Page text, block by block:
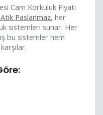
Cam Korkuluk Fiyatı
Atik Paslanmaz, her
sistemleri sunar. Her
bu sistemler hem